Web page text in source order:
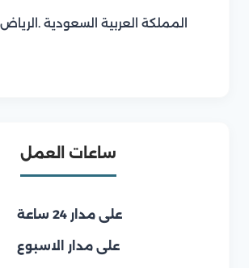
المملكة العربية السعودية .الرياض
ساعات العمل
على مدار 24 ساعة
على مدار الاسبوع